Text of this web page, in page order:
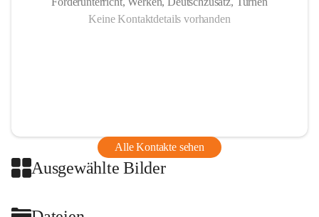
Keine Kontaktdetails vorhanden
Alle Kontakte sehen
Ausgewählte Bilder